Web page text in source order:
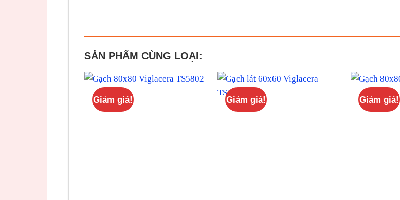
SẢN PHẨM CÙNG LOẠI:
Giảm giá! Giảm giá! Giảm giá!